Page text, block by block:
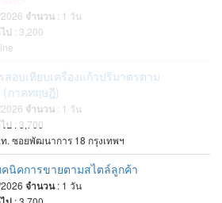
จำนวน : 1 วัน
ป : 3,200
สอบเทียบเครื่องแก้วปริมาตรตาม
ภาคทฤษฎี)
จำนวน : 1 วัน
ป : 3,700
. ซอยพัฒนาการ 18 กรุงเทพฯ
คนิคการขายตามสไตล์ลูกค้า
จำนวน: 1 วัน